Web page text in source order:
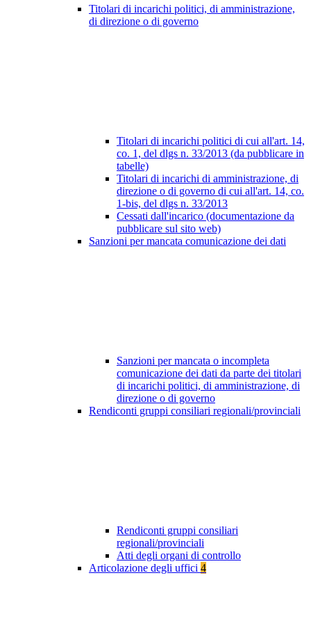
Titolari di incarichi politici, di amministrazione,
di direzione o di governo
Titolari di incarichi politici di cui all'art. 14,
co. 1, del dlgs n. 33/2013 (da pubblicare in
tabelle)
Titolari di incarichi di amministrazione, di
direzione o di governo di cui all'art. 14, co.
1-bis, del dlgs n. 33/2013
Cessati dall'incarico (documentazione da
pubblicare sul sito web)
Sanzioni per mancata comunicazione dei dati
Sanzioni per mancata o incompleta
comunicazione dei dati da parte dei titolari
di incarichi politici, di amministrazione, di
direzione o di governo
Rendiconti gruppi consiliari regionali/provinciali
Rendiconti gruppi consiliari
regionali/provinciali
Atti degli organi di controllo
Articolazione degli uffici 4